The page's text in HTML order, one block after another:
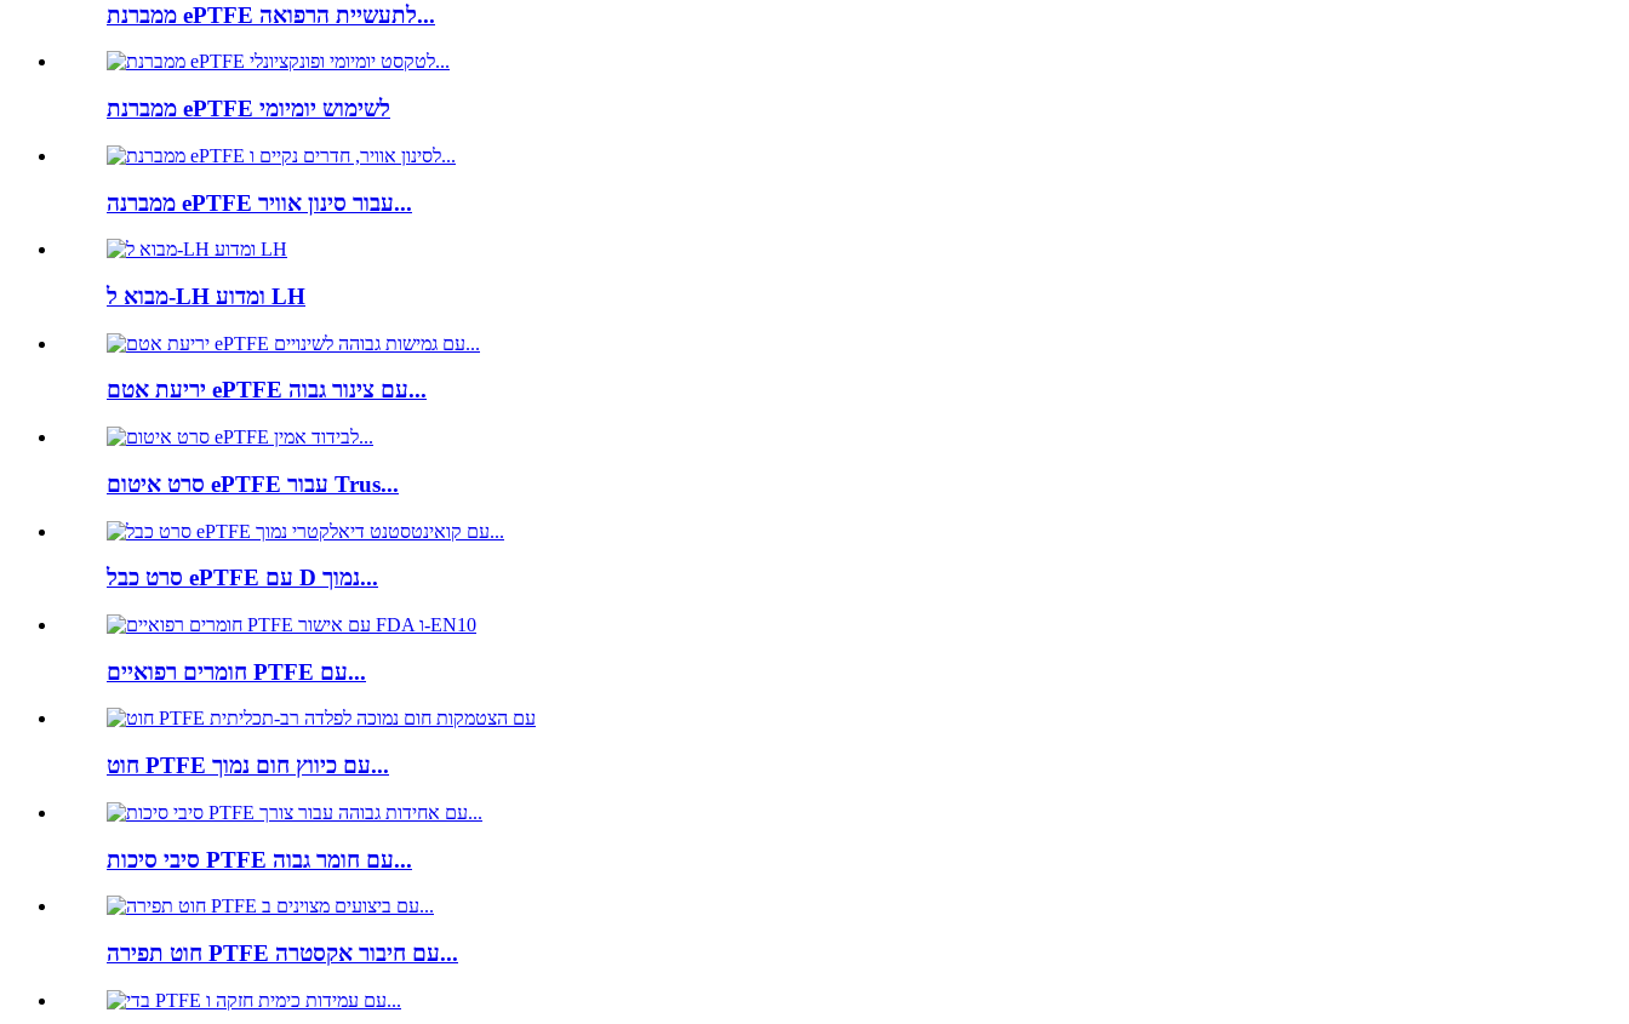
ממברנת ePTFE לתעשיית הרפואה...
ממברנת ePTFE לשימוש יומיומי
ממברנה ePTFE עבור סינון אוויר...
מבוא ל-LH ומדוע LH
יריעת אטם ePTFE עם צינור גבוה...
סרט איטום ePTFE עבור Trus...
סרט כבל ePTFE עם D נמוך...
חומרים רפואיים PTFE עם...
חוט PTFE עם כיווץ חום נמוך...
סיבי סיכות PTFE עם חומר גבוה...
חוט תפירה PTFE עם חיבור אקסטרה...